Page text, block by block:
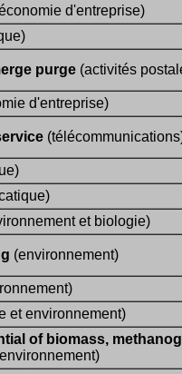
d'entreprise)
purge (activités
d'entreprise)
et biologie)
(environnement)
et environnement)
of biomass,